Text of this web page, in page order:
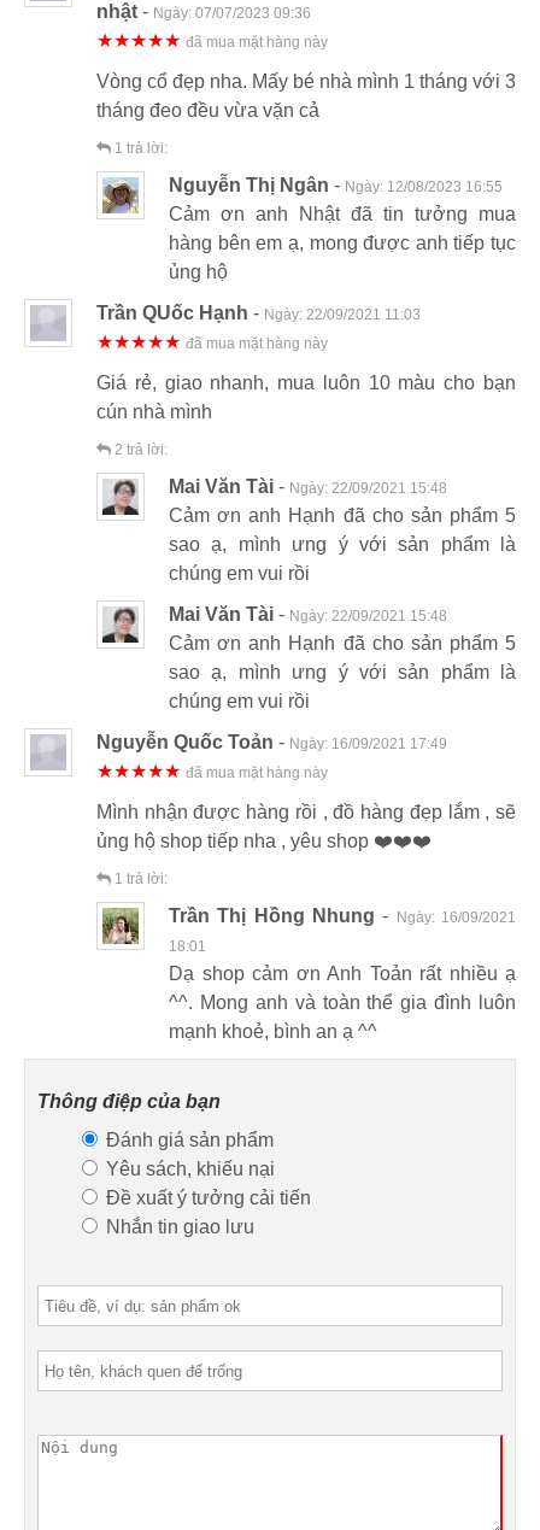
nhật - Ngày: 07/07/2023 09:36
★★★★★ đã mua mặt hàng này
Vòng cổ đẹp nha. Mấy bé nhà mình 1 tháng với 3
tháng đeo đều vừa vặn cả
1 trả lời:
Nguyễn Thị Ngân - Ngày: 12/08/2023 16:55
Cảm ơn anh Nhật đã tin tưởng mua
hàng bên em ạ, mong được anh tiếp tục
ủng hộ
Trần QUốc Hạnh - Ngày: 22/09/2021 11:03
★★★★★ đã mua mặt hàng này
Giá rẻ, giao nhanh, mua luôn 10 màu cho bạn
cún nhà mình
2 trả lời:
Mai Văn Tài - Ngày: 22/09/2021 15:48
Cảm ơn anh Hạnh đã cho sản phẩm 5
sao ạ, mình ưng ý với sản phẩm là
chúng em vui rồi
Mai Văn Tài - Ngày: 22/09/2021 15:48
Cảm ơn anh Hạnh đã cho sản phẩm 5
sao ạ, mình ưng ý với sản phẩm là
chúng em vui rồi
Nguyễn Quốc Toản - Ngày: 16/09/2021 17:49
★★★★★ đã mua mặt hàng này
Mình nhận được hàng rồi , đồ hàng đẹp lắm , sẽ
ủng hộ shop tiếp nha , yêu shop ❤️❤️❤️
1 trả lời:
Trần Thị Hồng Nhung - Ngày: 16/09/2021
18:01
Dạ shop cảm ơn Anh Toản rất nhiều ạ
^^. Mong anh và toàn thể gia đình luôn
mạnh khoẻ, bình an ạ ^^
Thông điệp của bạn
Đánh giá sản phẩm
Yêu sách, khiếu nại
Đề xuất ý tưởng cải tiến
Nhắn tin giao lưu